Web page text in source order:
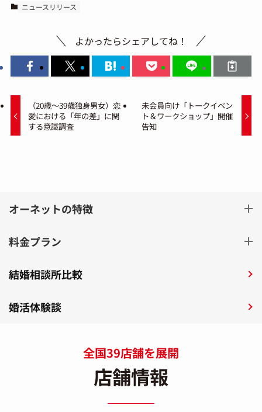
ニュースリリース
よかったらシェアしてね！
（20歳～39歳独身男女）恋
愛における「年の差」に関
する意識調査
未会員向け「トークイベン
ト＆ワークショップ」開催
告知
オーネットの特徴
料金プラン
結婚相談所比較
婚活体験談
全国39店舗を展開
店舗情報